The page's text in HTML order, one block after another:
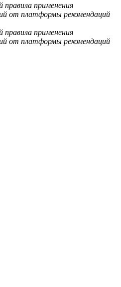
применения
от платформы рекомендаций
применения
от платформы рекомендаций